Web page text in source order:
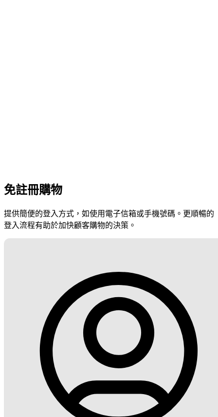
免註冊購物
提供簡便的登入方式，如使用電子信箱或手機號碼。更順暢的
登入流程有助於加快顧客購物的決策。